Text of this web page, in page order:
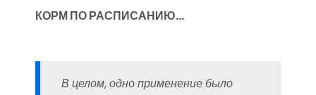
КОРМ ПО РАСПИСАНИЮ…
В целом, одно применение было